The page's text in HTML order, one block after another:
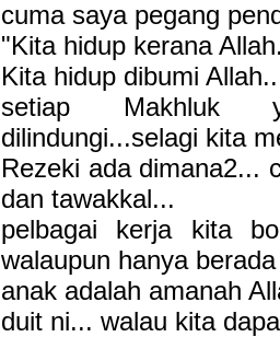
cuma saya pegang
"Kita hidup kerana
Kita hidup dibumi
setiap Makhluk
dilindungi...selagi kita
Rezeki ada dimana2...
dan tawakkal...
pelbagai kerja kita
walaupun hanya
anak adalah amanah
duit ni... walau kita